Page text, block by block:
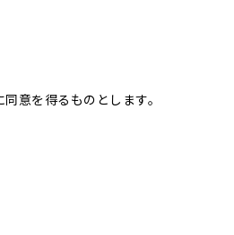
意を得るものとします。